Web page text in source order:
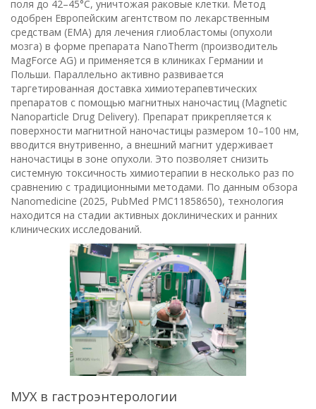
поля до 42–45°C, уничтожая раковые клетки. Метод
одобрен Европейским агентством по лекарственным
средствам (EMA) для лечения глиобластомы (опухоли
мозга) в форме препарата NanoTherm (производитель
MagForce AG) и применяется в клиниках Германии и
Польши. Параллельно активно развивается
таргетированная доставка химиотерапевтических
препаратов с помощью магнитных наночастиц (Magnetic
Nanoparticle Drug Delivery). Препарат прикрепляется к
поверхности магнитной наночастицы размером 10–100 нм,
вводится внутривенно, а внешний магнит удерживает
наночастицы в зоне опухоли. Это позволяет снизить
системную токсичность химиотерапии в несколько раз по
сравнению с традиционными методами. По данным обзора
Nanomedicine (2025, PubMed PMC11858650), технология
находится на стадии активных доклинических и ранних
клинических исследований.
МУХ в гастроэнтерологии